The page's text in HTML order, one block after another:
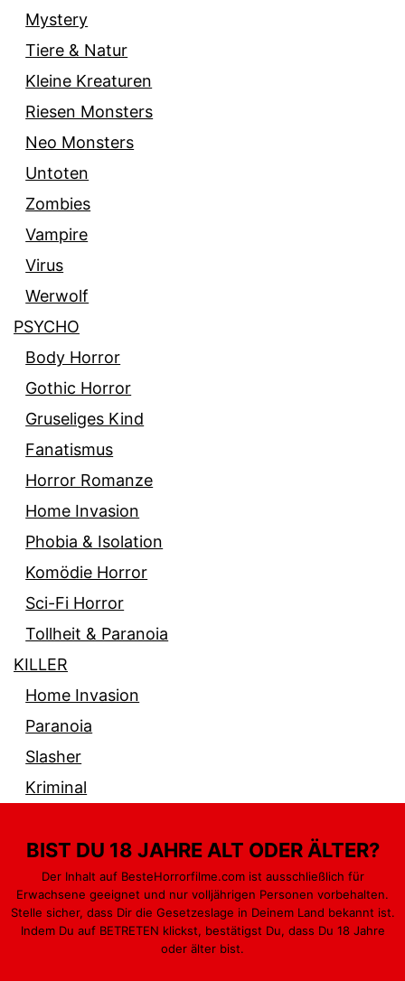
Mystery
Tiere & Natur
Kleine Kreaturen
Riesen Monsters
Neo Monsters
Untoten
Zombies
Vampire
Virus
Werwolf
PSYCHO
Body Horror
Gothic Horror
Gruseliges Kind
Fanatismus
Horror Romanze
Home Invasion
Phobia & Isolation
Komödie Horror
Sci-Fi Horror
Tollheit & Paranoia
KILLER
Home Invasion
Paranoia
Slasher
Kriminal
PARANORMAL GEWALT & BLUT MONSTER
PSYCHO KILLER
BIST DU 18 JAHRE ALT ODER ÄLTER?
Der Inhalt auf BesteHorrorfilme.com ist ausschließlich für
Erwachsene geeignet und nur volljährigen Personen vorbehalten.
Stelle sicher, dass Dir die Gesetzeslage in Deinem Land bekannt ist.
Indem Du auf BETRETEN klickst, bestätigst Du, dass Du 18 Jahre
oder älter bist.